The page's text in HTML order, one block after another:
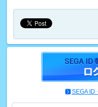
SEGA ID